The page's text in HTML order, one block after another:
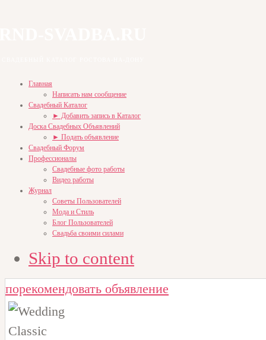
Главная
Написать нам сообщение
Свадебный Каталог
► Добавить запись в Каталог
Доска Свадебных Объявлений
► Подать объявление
Свадебный Форум
Профессионалы
Свадебные фото работы
Видео работы
Журнал
Советы Пользователей
Мода и Стиль
Блог Пользователей
Свадьба своими силами
Skip to content
порекомендовать объявление